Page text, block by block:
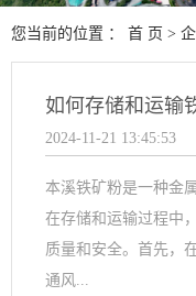
您当前的位置 ： 首 页 >
如何存储和运输
2024-11-21 13:45:53
本溪铁矿粉是一种金
在存储和运输过程中
质量和安全。首先，
通风...